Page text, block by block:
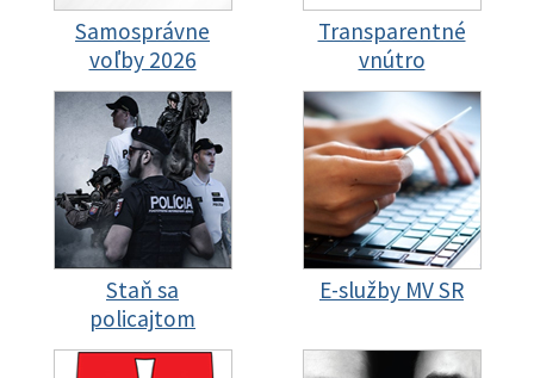
Samosprávne
voľby 2026
Transparentné
vnútro
Staň sa
policajtom
E-služby MV SR